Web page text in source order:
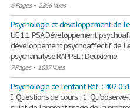
6 Pages• 2266 Vues
Psychologie et développement de
UE 1.1 PSA Développement
développement psychoaffectif de l’
psychanalyse RAPPEL : Deuxième
7 Pages• 1037 Vues
Psychologie de l’enfant Réf. :
I. Questions de cours : 1.